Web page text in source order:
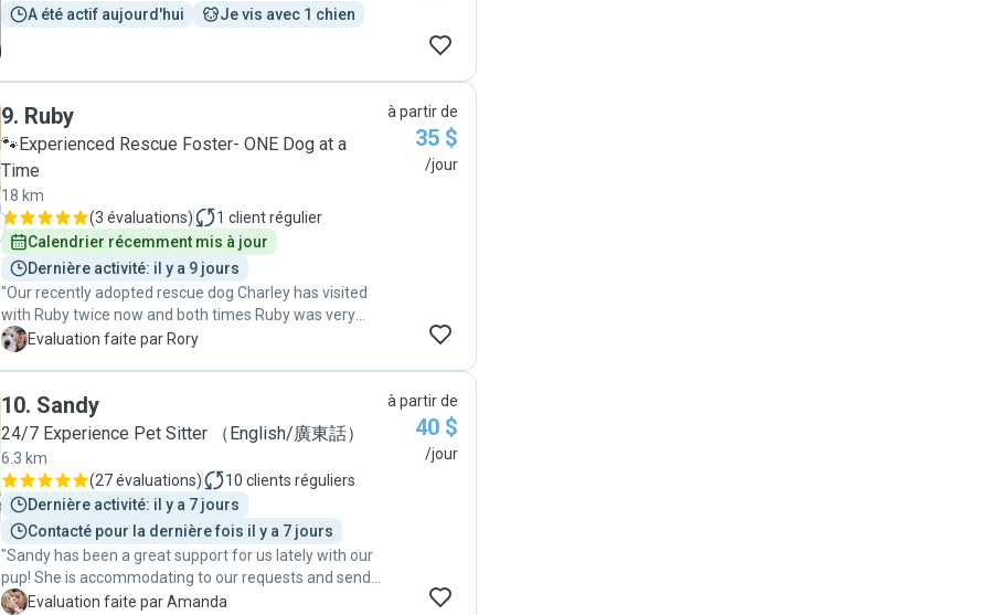
A été actif aujourd'hui
Je vis avec 1 chien
9. Ruby
🐾Experienced Rescue Foster- ONE Dog at a
Time
18 km
(3 évaluations) 1 client régulier
Calendrier récemment mis à jour
Dernière activité: il y a 9 jours
"Our recently adopted rescue dog Charley has visited
with Ruby twice now and both times Ruby was very
responsive, communicative and proactive. Her previous
environments, is patient and understanding. Ruby kept
us informed through texts and pictures throughout
each of Charley’s stays which we really appreciate. "
R Evaluation faite par Rory
à partir de
35 $
/jour
10. Sandy
24/7 Experience Pet Sitter （English/廣東話）
6.3 km
(27 évaluations) 10 clients réguliers
Dernière activité: il y a 7 jours
Contacté pour la dernière fois il y a 7 jours
"Sandy has been a great support for us lately with our
pup! She is accommodating to our requests and send
regular pictures of our puppy "
A Evaluation faite par Amanda
à partir de
40 $
/jour